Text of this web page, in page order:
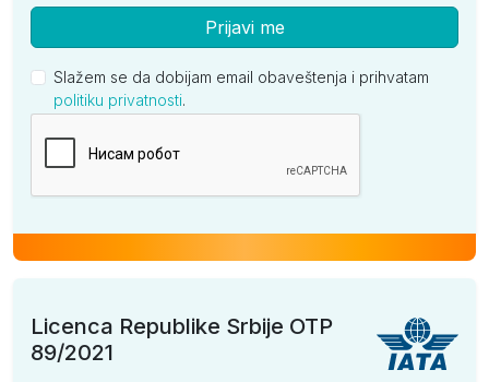
Prijavi me
Slažem se da dobijam email obaveštenja i prihvatam
politiku privatnosti.
Licenca Republike Srbije OTP
89/2021